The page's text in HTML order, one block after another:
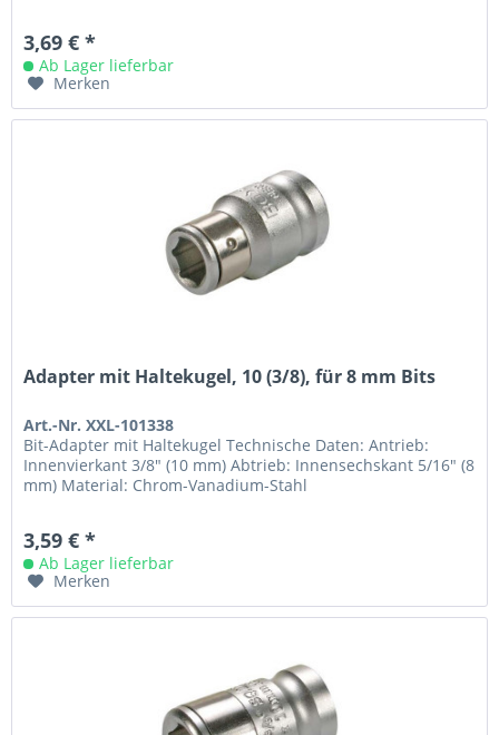
3,69 € *
Ab Lager lieferbar
Merken
Adapter mit Haltekugel, 10 (3/8), für 8 mm Bits
Art.-Nr. XXL-101338
Bit-Adapter mit Haltekugel Technische Daten: Antrieb:
Innenvierkant 3/8" (10 mm) Abtrieb: Innensechskant 5/16" (8
mm) Material: Chrom-Vanadium-Stahl
3,59 € *
Ab Lager lieferbar
Merken